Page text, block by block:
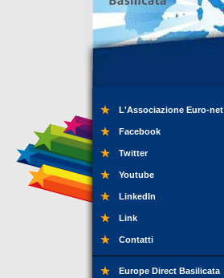
L'Associazione Euro-net
Facebook
Twitter
Youtube
LinkedIn
Link
Contatti
Europe Direct Basilicata